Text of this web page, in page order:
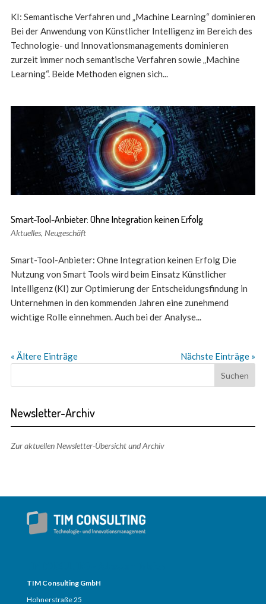
KI: Semantische Verfahren und „Machine Learning“ dominieren
Bei der Anwendung von Künstlicher Intelligenz im Bereich des
Technologie- und Innovationsmanagements dominieren
zurzeit immer noch semantische Verfahren sowie „Machine
Learning“. Beide Methoden eignen sich...
Smart-Tool-Anbieter: Ohne Integration keinen Erfolg
Aktuelles, Neugeschäft
Smart-Tool-Anbieter: Ohne Integration keinen Erfolg Die
Nutzung von Smart Tools wird beim Einsatz Künstlicher
Intelligenz (KI) zur Optimierung der Entscheidungsfindung in
Unternehmen in den kommenden Jahren eine zunehmend
wichtige Rolle einnehmen. Auch bei der Analyse...
« Ältere Einträge Nächste Einträge »
Newsletter-Archiv
Zur aktuellen Newsletter-Übersicht und Archiv
TIM Consulting GmbH
Hohnerstraße 25